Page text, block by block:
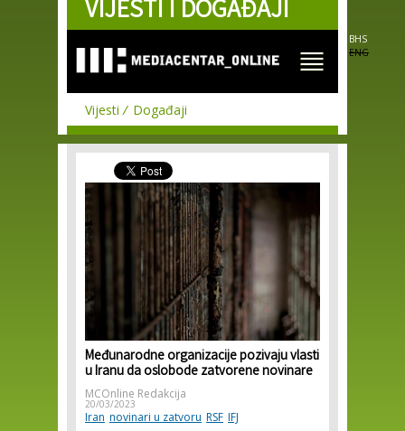
Skip to
main
VIJESTI I DOGAĐAJI
BHS
ENG
Vijesti Događaji
Međunarodne organizacije pozivaju vlasti
u Iranu da oslobode zatvorene novinare
MCOnline Redakcija
20/03/2023
Iran novinari u zatvoru RSF IFJ